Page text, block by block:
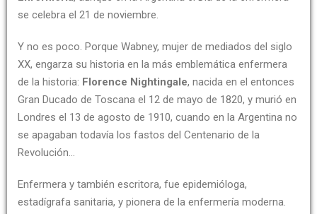
se celebra el 21 de noviembre.
Y no es poco. Porque Wabney, mujer de mediados del siglo
XX, engarza su historia en la más emblemática enfermera
de la historia: Florence Nightingale, nacida en el entonces
Gran Ducado de Toscana el 12 de mayo de 1820, y murió en
Londres el 13 de agosto de 1910, cuando en la Argentina no
se apagaban todavía los fastos del Centenario de la
Revolución…
Enfermera y también escritora, fue epidemióloga,
estadígrafa sanitaria, y pionera de la enfermería moderna.